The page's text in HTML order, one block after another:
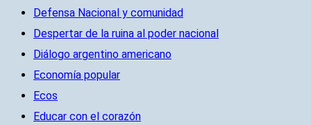
Defensa Nacional y comunidad
Despertar de la ruina al poder nacional
Diálogo argentino americano
Economía popular
Ecos
Educar con el corazón